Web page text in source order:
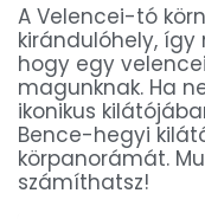
A Velencei-tó
kirándulóhely, így
hogy egy
magunknak. Ha
ikonikus
Bence-hegyi
körpanorámát.
számíthatsz!